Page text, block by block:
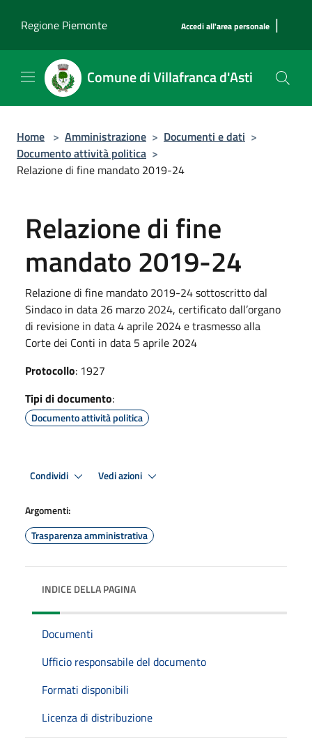
Regione Piemonte
Accedi all'area personale |
Comune di Villafranca d'Asti
Home > Amministrazione > Documenti e dati >
Documento attività politica >
Relazione di fine mandato 2019-24
Relazione di fine
mandato 2019-24
Relazione di fine mandato 2019-24 sottoscritto dal
Sindaco in data 26 marzo 2024, certificato dall’organo
di revisione in data 4 aprile 2024 e trasmesso alla
Corte dei Conti in data 5 aprile 2024
Protocollo: 1927
Tipi di documento:
Documento attività politica
Condividi Vedi azioni
Argomenti:
Trasparenza amministrativa
INDICE DELLA PAGINA
Documenti
Ufficio responsabile del documento
Formati disponibili
Licenza di distribuzione